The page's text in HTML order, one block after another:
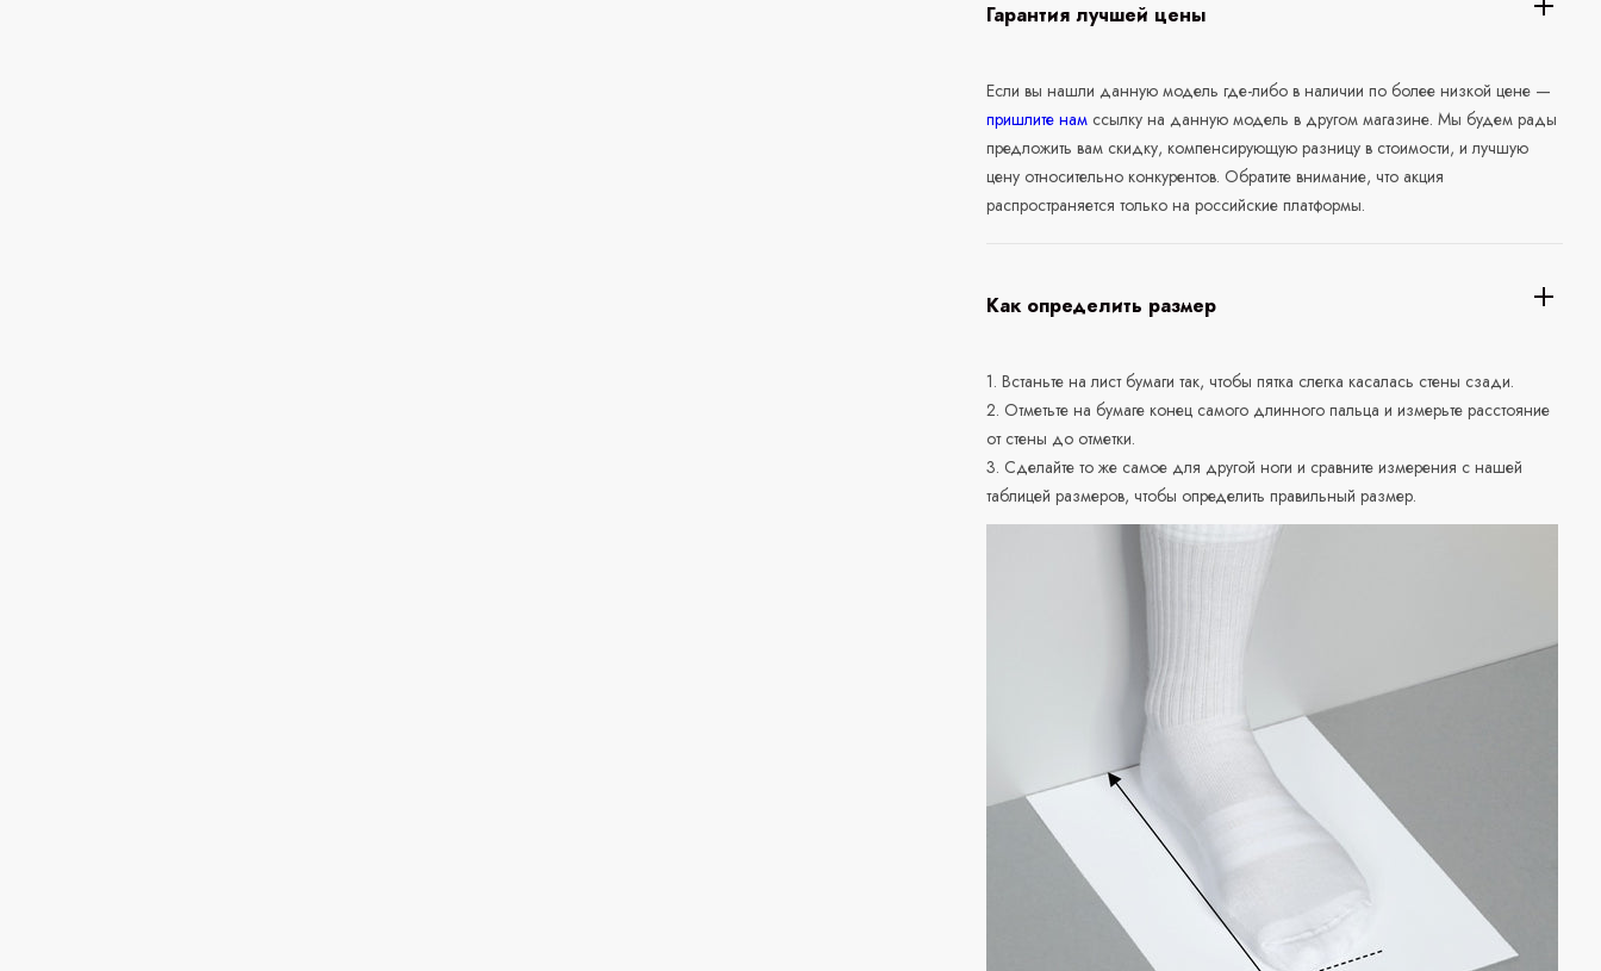
Гарантия лучшей цены
Если вы нашли данную модель где-либо в наличии по более низкой цене —
пришлите нам ссылку на данную модель в другом магазине. Мы будем рады
предложить вам скидку, компенсирующую разницу в стоимости, и лучшую
цену относительно конкурентов. Обратите внимание, что акция
распространяется только на российские платформы.
Как определить размер
1. Встаньте на лист бумаги так, чтобы пятка слегка касалась стены сзади.
2. Отметьте на бумаге конец самого длинного пальца и измерьте расстояние
от стены до отметки.
3. Сделайте то же самое для другой ноги и сравните измерения с нашей
таблицей размеров, чтобы определить правильный размер.